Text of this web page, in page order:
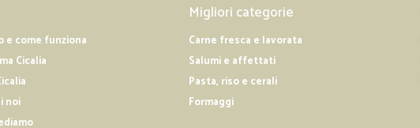
e come funziona
Cicalia
noi
Migliori categorie
Carne fresca e lavorata
Salumi e affettati
Pasta, riso e cerali
Formaggi